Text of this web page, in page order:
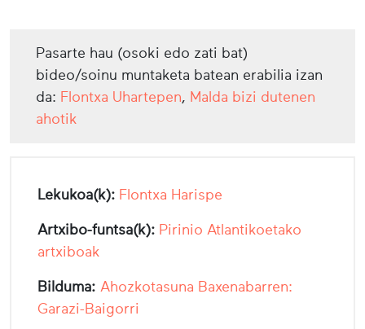
Pasarte hau (osoki edo zati bat)
bideo/soinu muntaketa batean erabilia izan
da: Flontxa Uhartepen, Malda bizi dutenen
ahotik
Lekukoa(k): Flontxa Harispe
Artxibo-funtsa(k): Pirinio Atlantikoetako
artxiboak
Bilduma: Ahozkotasuna Baxenabarren:
Garazi-Baigorri